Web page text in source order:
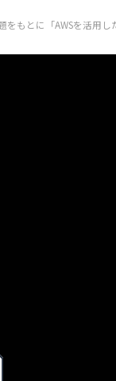
もとに「AWSを活用